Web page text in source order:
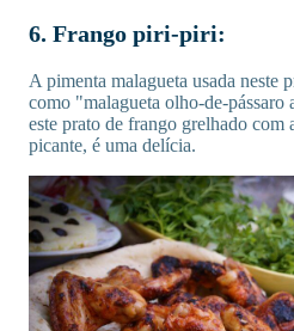
6. Frango piri-piri:
A pimenta malagueta usada neste
como "malagueta olho-de-pássaro
este prato de frango grelhado com
picante, é uma delícia.